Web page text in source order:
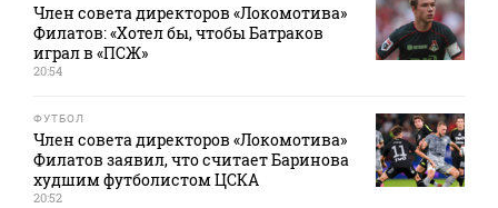
Член совета директоров «Локомотива»
Филатов: «Хотел бы, чтобы Батраков
играл в «ПСЖ»
20:54
ФУТБОЛ
Член совета директоров «Локомотива»
Филатов заявил, что считает Баринова
худшим футболистом ЦСКА
20:52